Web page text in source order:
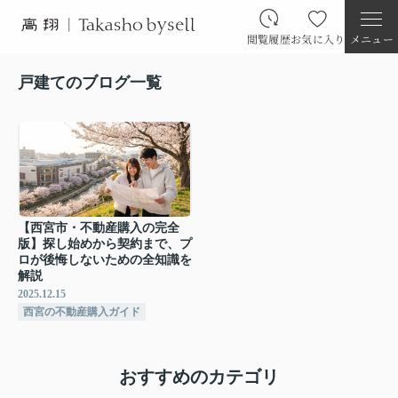
閲覧履歴お気に入り メニュー
戸建てのブログ一覧
【西宮市・不動産購入の完全
版】探し始めから契約まで、プ
ロが後悔しないための全知識を
解説
2025.12.15
西宮の不動産購入ガイド
おすすめのカテゴリ